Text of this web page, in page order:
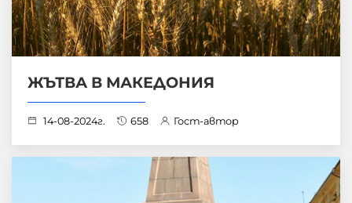
ЖЪТВА В МАКЕДОНИЯ
14-08-2024г. 658 Гост-автор